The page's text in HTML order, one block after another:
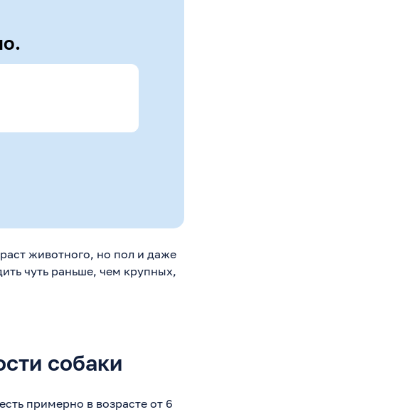
животного, но пол и даже
чуть раньше, чем крупных,
собаки
примерно в возрасте от 6